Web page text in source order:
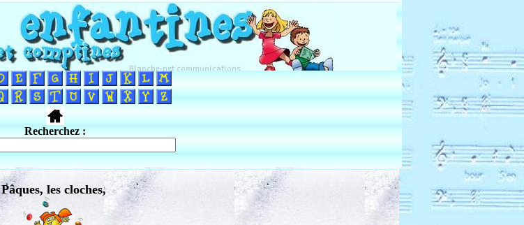
Recherchez :
Pâques, les cloches,